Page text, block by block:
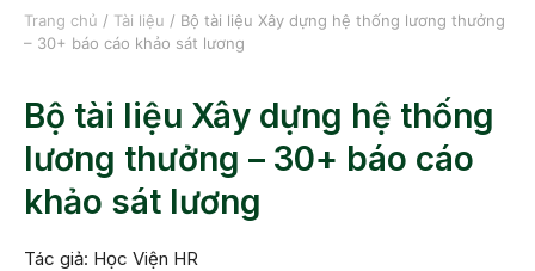
Trang chủ / Tài liệu / Bộ tài liệu Xây dựng hệ thống lương thưởng
– 30+ báo cáo khảo sát lương
Bộ tài liệu Xây dựng hệ thống
lương thưởng – 30+ báo cáo
khảo sát lương
Tác giả: Học Viện HR